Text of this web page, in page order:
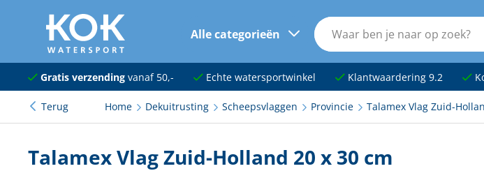
naar hoofdinhoud
Alle categorieën
Navigatie
Dekuitrusting
Onderhoud en verf
Gratis verzendingvanaf 50,- Echte watersportwinkel Klantwaardering 9.2
Terug Home Dekuitrusting Scheepsvlaggen Provincie Talamex Vlag Zuid-
Talamex Vlag Zuid-Holland 20 x 30 cm